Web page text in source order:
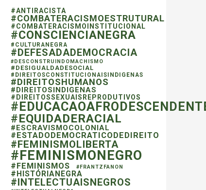
#ANTIRACISTA
#COMBATERACISMOESTRUTURAL
#COMBATERACISMOINSTITUCIONAL
#CONSCIENCIANEGRA
#CULTURANEGRA
#DEFESADADEMOCRACIA
#DESCONSTRUINDOMACHISMO
#DESIGUALDADESOCIAL
#DIREITOSCONSTITUCIONAISINDIGENAS
#DIREITOSHUMANOS
#DIREITOSINDIGENAS
#DIREITOSSEXUAISREPRODUTIVOS
#EQUIDADERACIAL
#ESCRAVISMOCOLONIAL
#ESTADODEMOCRATICODEDIREITO
#FEMINISMOLIBERTA
#FEMINISMONEGRO
#FEMINISMOS #FRANTZFANON
#HISTÓRIANEGRA
#INTELECTUAISNEGROS